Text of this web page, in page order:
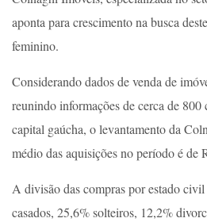
aponta para crescimento na busca
feminino.
Considerando dados de venda de
reunindo informações de cerca de 800
capital gaúcha, o levantamento da
médio das aquisições no período é de
A divisão das compras por estado
casados, 25,6% solteiros, 12,2%